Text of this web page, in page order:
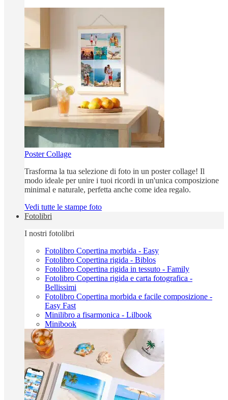
Poster Collage
Trasforma la tua selezione di foto in un poster collage! Il
modo ideale per unire i tuoi ricordi in un'unica composizione
minimal e naturale, perfetta anche come idea regalo.
Vedi tutte le stampe foto
Fotolibri
I nostri fotolibri
Fotolibro Copertina morbida - Easy
Fotolibro Copertina rigida - Biblos
Fotolibro Copertina rigida in tessuto - Family
Fotolibro Copertina rigida e carta fotografica -
Bellissimi
Fotolibro Copertina morbida e facile composizione -
Easy Fast
Minilibro a fisarmonica - Lilbook
Minibook